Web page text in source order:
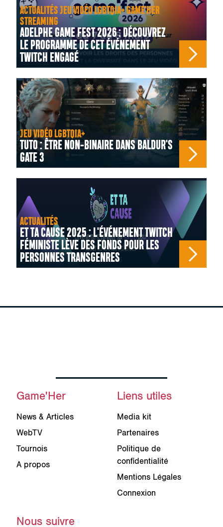
ACTUALITÉS JEU VIDÉO LGBTQIA+ GAME'HER
STREAMING
ADELPHE GAME FEST 2026 : DÉCOUVREZ
LE PROGRAMME DE CET ÉVÉNEMENT
TWITCH ENGAGÉ
JEU VIDÉO LGBTQIA+
TUTO : ÊTRE NON-BINAIRE DANS BALDUR'S
GATE 3
ACTUALITÉS
ET TA CAUSE 2025 : L'ÉVÉNEMENT TWITCH
FÉMINISTE LÈVE DES FONDS POUR LES
PERSONNES TRANSGENRES
Game'Her
News & Articles
WebTV
Tournois
A propos
Liens utiles
Media kit
Partenaires
Politique de
confidentialité
Mentions Légales
Connexion
Nous suivre